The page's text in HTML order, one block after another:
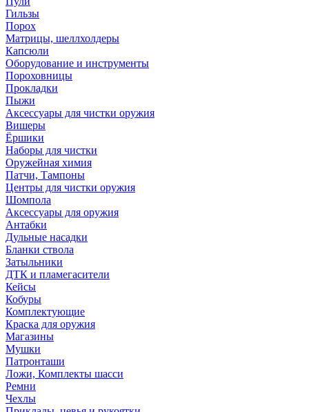
Гильзы
Порох
Матрицы, шеллхолдеры
Капсюли
Оборудование и инструменты
Пороховницы
Прокладки
Пыжи
Аксессуары для чистки оружия
Вишеры
Ёршики
Наборы для чистки
Оружейная химия
Патчи, Тампоны
Центры для чистки оружия
Шомпола
Аксессуары для оружия
Антабки
Дульные насадки
Бланки ствола
Затыльники
ДТК и пламегасители
Кейсы
Кобуры
Комплектующие
Краска для оружия
Магазины
Мушки
Патронташи
Ложи, Комплекты шасси
Ремни
Чехлы